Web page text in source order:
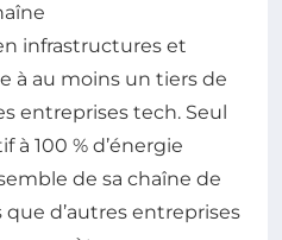
infrastructures et
à au moins un tiers de
entreprises tech. Seul
à 100 % d’énergie
de sa chaîne de
que d’autres entreprises